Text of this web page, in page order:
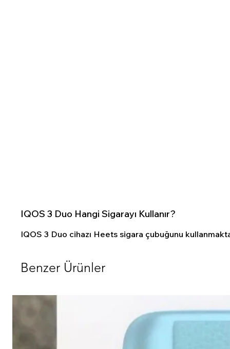
IQOS 3 Duo Hangi Sigarayı Kullanır?
IQOS 3 Duo cihazı Heets sigara çubuğunu
Benzer Ürünler